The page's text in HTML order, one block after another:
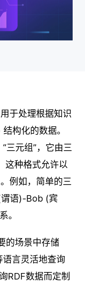
于处理根据知识
构化的数据。
三元组”，它由三
这种格式允许以
例如，简单的三
语)-Bob (宾
。
的场景中存储
语言灵活地查询
RDF数据而定制